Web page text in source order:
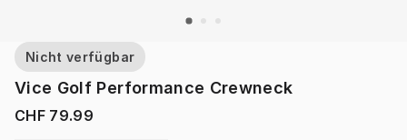
Nicht verfügbar
Vice Golf Performance Crewneck
CHF 79.99